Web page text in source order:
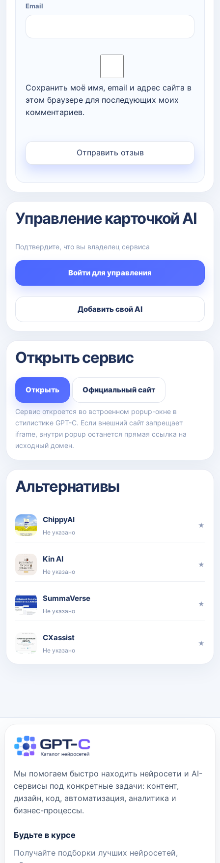
Email
Сохранить моё имя, email и адрес сайта в
этом браузере для последующих моих
комментариев.
Управление карточкой AI
Подтвердите, что вы владелец сервиса
Войти для управления
Добавить свой AI
Открыть сервис
Открыть Официальный сайт
Сервис откроется во встроенном popup-окне в
стилистике GPT-C. Если внешний сайт запрещает
iframe, внутри popup останется прямая ссылка на
исходный домен.
Альтернативы
ChippyAI
Не указано
★
Kin AI
Не указано
★
SummaVerse
Не указано
★
CXassist
Не указано
★
Мы помогаем быстро находить нейросети и AI-
сервисы под конкретные задачи: контент,
дизайн, код, автоматизация, аналитика и
бизнес-процессы.
Будьте в курсе
Получайте подборки лучших нейросетей,